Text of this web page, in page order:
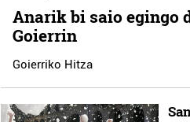
Anarik bi saio egingo
Goierrin
Goierriko Hitza